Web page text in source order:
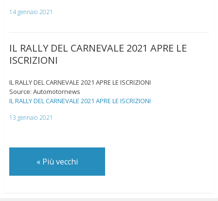
14 gennaio 2021
IL RALLY DEL CARNEVALE 2021 APRE LE
ISCRIZIONI
IL RALLY DEL CARNEVALE 2021 APRE LE ISCRIZIONI
Source: Automotornews
IL RALLY DEL CARNEVALE 2021 APRE LE ISCRIZIONI
13 gennaio 2021
«Più vecchi